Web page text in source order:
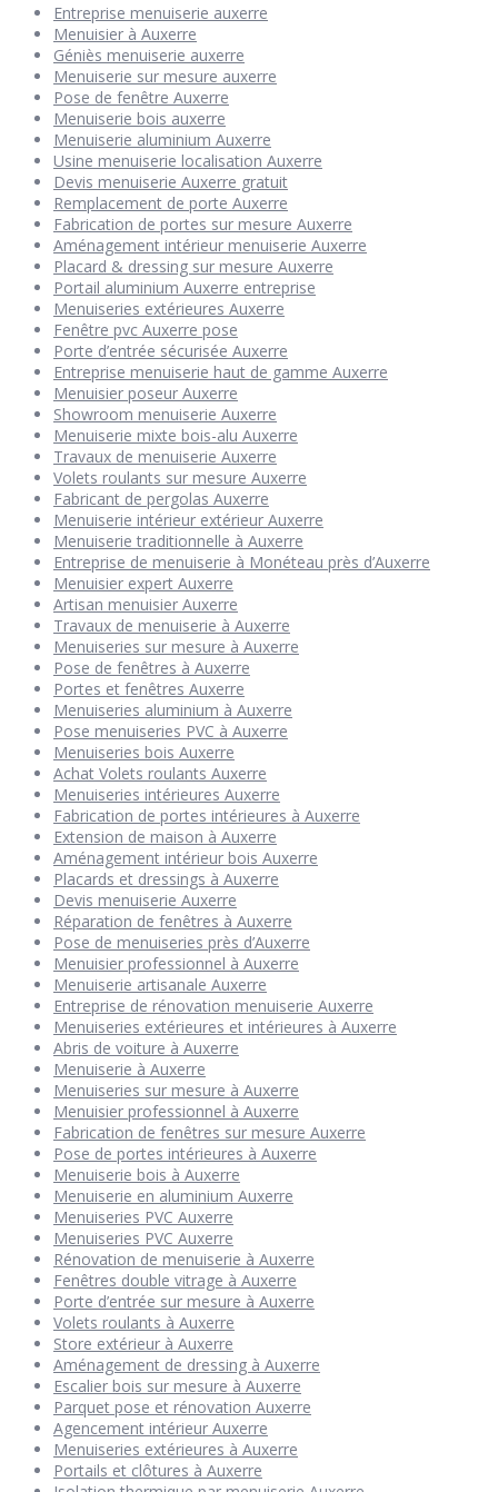
Entreprise menuiserie auxerre
Menuisier à Auxerre
Géniès menuiserie auxerre
Menuiserie sur mesure auxerre
Pose de fenêtre Auxerre
Menuiserie bois auxerre
Menuiserie aluminium Auxerre
Usine menuiserie localisation Auxerre
Devis menuiserie Auxerre gratuit
Remplacement de porte Auxerre
Fabrication de portes sur mesure Auxerre
Aménagement intérieur menuiserie Auxerre
Placard & dressing sur mesure Auxerre
Portail aluminium Auxerre entreprise
Menuiseries extérieures Auxerre
Fenêtre pvc Auxerre pose
Porte d’entrée sécurisée Auxerre
Entreprise menuiserie haut de gamme Auxerre
Menuisier poseur Auxerre
Showroom menuiserie Auxerre
Menuiserie mixte bois-alu Auxerre
Travaux de menuiserie Auxerre
Volets roulants sur mesure Auxerre
Fabricant de pergolas Auxerre
Menuiserie intérieur extérieur Auxerre
Menuiserie traditionnelle à Auxerre
Entreprise de menuiserie à Monéteau près d’Auxerre
Menuisier expert Auxerre
Artisan menuisier Auxerre
Travaux de menuiserie à Auxerre
Menuiseries sur mesure à Auxerre
Pose de fenêtres à Auxerre
Portes et fenêtres Auxerre
Menuiseries aluminium à Auxerre
Pose menuiseries PVC à Auxerre
Menuiseries bois Auxerre
Achat Volets roulants Auxerre
Menuiseries intérieures Auxerre
Fabrication de portes intérieures à Auxerre
Extension de maison à Auxerre
Aménagement intérieur bois Auxerre
Placards et dressings à Auxerre
Devis menuiserie Auxerre
Réparation de fenêtres à Auxerre
Pose de menuiseries près d’Auxerre
Menuisier professionnel à Auxerre
Menuiserie artisanale Auxerre
Entreprise de rénovation menuiserie Auxerre
Menuiseries extérieures et intérieures à Auxerre
Abris de voiture à Auxerre
Menuiserie à Auxerre
Menuiseries sur mesure à Auxerre
Menuisier professionnel à Auxerre
Fabrication de fenêtres sur mesure Auxerre
Pose de portes intérieures à Auxerre
Menuiserie bois à Auxerre
Menuiserie en aluminium Auxerre
Menuiseries PVC Auxerre
Menuiseries PVC Auxerre
Rénovation de menuiserie à Auxerre
Fenêtres double vitrage à Auxerre
Porte d’entrée sur mesure à Auxerre
Volets roulants à Auxerre
Store extérieur à Auxerre
Aménagement de dressing à Auxerre
Escalier bois sur mesure à Auxerre
Parquet pose et rénovation Auxerre
Agencement intérieur Auxerre
Menuiseries extérieures à Auxerre
Portails et clôtures à Auxerre